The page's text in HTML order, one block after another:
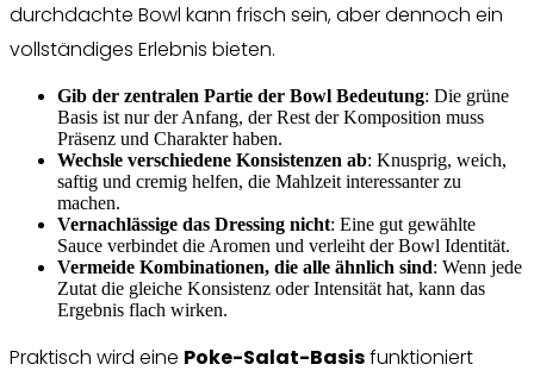
durchdachte Bowl kann frisch sein, aber dennoch ein
vollständiges Erlebnis bieten.
Gib der zentralen Partie der Bowl Bedeutung: Die grüne
Basis ist nur der Anfang, der Rest der Komposition muss
Präsenz und Charakter haben.
Wechsle verschiedene Konsistenzen ab: Knusprig, weich,
saftig und cremig helfen, die Mahlzeit interessanter zu
machen.
Vernachlässige das Dressing nicht: Eine gut gewählte
Sauce verbindet die Aromen und verleiht der Bowl Identität.
Vermeide Kombinationen, die alle ähnlich sind: Wenn jede
Zutat die gleiche Konsistenz oder Intensität hat, kann das
Ergebnis flach wirken.
Praktisch wird eine Poke-Salat-Basisfunktioniert